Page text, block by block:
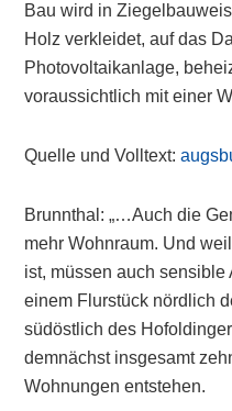
Bau wird in
Holz verkleidet, auf das
Photovoltaikanlage,
voraussichtlich mit einer
Quelle und Volltext:
Brunnthal: „…Auch die
mehr Wohnraum. Und
ist, müssen auch
einem Flurstück nördlich
südöstlich des
demnächst insgesamt
Wohnungen entstehen.